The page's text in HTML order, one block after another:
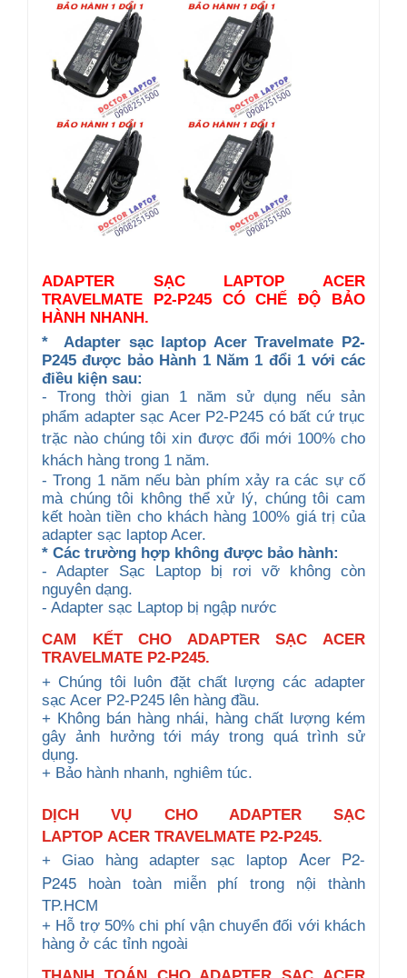
ADAPTER SẠC LAPTOP ACER
TRAVELMATE P2-P245 CÓ CHẾ ĐỘ BẢO
HÀNH NHANH.
*
Adapter sạc laptop Acer Travelmate P2-
P245 được bảo Hành 1 Năm 1 đổi 1 với các
điều kiện sau:
- Trong thời gian 1 năm sử dụng nếu sản
phẩm adapter sạc Acer P2-P245 có bất cứ trục
trặc nào chúng tôi xin được đổi mới 100% cho
khách hàng trong 1 năm.
- Trong 1 năm nếu bàn phím xảy ra các sự cố
mà chúng tôi không thể xử lý, chúng tôi cam
kết hoàn tiền cho khách hàng 100% giá trị của
adapter sạc laptop Acer.
* Các trường hợp không được bảo hành:
- Adapter Sạc Laptop bị rơi vỡ không còn
nguyên dạng.
- Adapter sạc Laptop bị ngập nước
CAM KẾT CHO ADAPTER SẠC ACER
TRAVELMATE P2-P245.
+ Chúng tôi luôn đặt chất lượng các adapter
sạc Acer P2-P245 lên hàng đầu.
+ Không bán hàng nhái, hàng chất lượng kém
gây ảnh hưởng tới máy trong quá trình sử
dụng.
+ Bảo hành nhanh, nghiêm túc.
DỊCH VỤ CHO ADAPTER SẠC
LAPTOP ACER TRAVELMATE P2-P245.
+ Giao hàng adaptersạc laptop Acer P2-
P245
hoàntoàn miễn phí trong nội thành
TP.HCM
+ Hỗ trợ 50% chi phí vận chuyển đối với khách
hàng ở các tỉnh ngoài